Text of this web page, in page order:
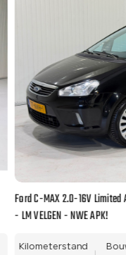
Ford C-MAX 2.0-16V Limited
- LM VELGEN - NWE APK!
Kilometerstand